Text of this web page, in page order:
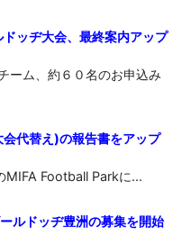
ッヂ大会、最終案内アップ
ーム、約６０名のお申込み
代替え)の報告書をアップ
MIFA Football Parkに...
ルドッヂ豊洲の募集を開始